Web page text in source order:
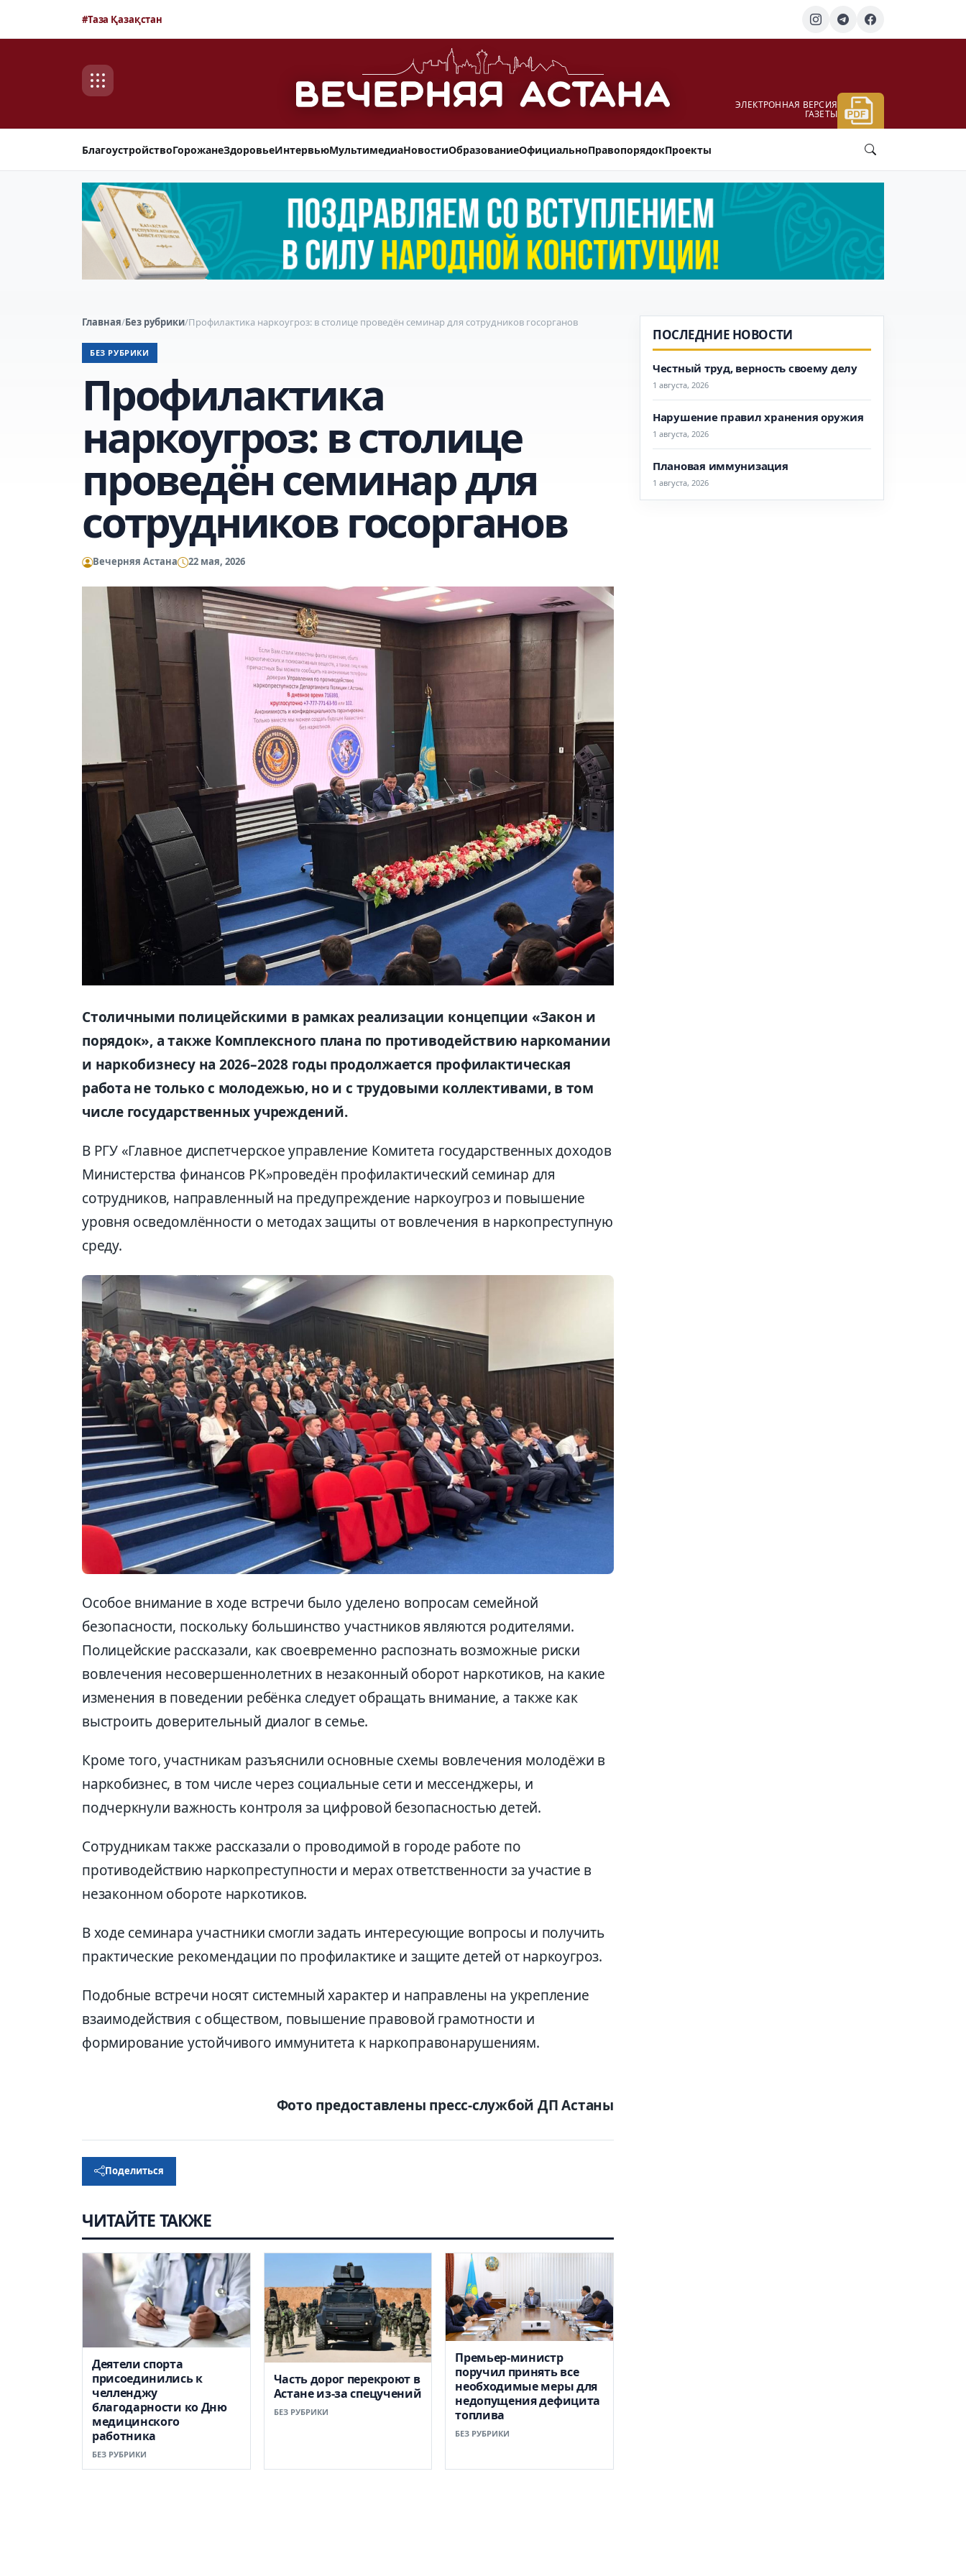
#Таза Қазақстан
ЭЛЕКТРОННАЯ ВЕРСИЯ
ГАЗЕТЫ
БлагоустройствоГорожанеЗдоровьеИнтервьюМультимедиаНовостиОбразованиеОфициальноПравопорядокПроекты
Главная/Без рубрики/Профилактика наркоугроз: в столице проведён семинар для сотрудников госорганов
БЕЗ РУБРИКИ
Профилактика
наркоугроз: в столице
проведён семинар для
сотрудников госорганов
Вечерняя Астана 22 мая, 2026
Столичными полицейскими в рамках реализации концепции «Закон и
порядок», а также Комплексного плана по противодействию наркомании
и наркобизнесу на 2026–2028 годы продолжается профилактическая
работа не только с молодежью, но и с трудовыми коллективами, в том
числе государственных учреждений.
В РГУ «Главное диспетчерское управление Комитета государственных доходов
Министерства финансов РК»проведён профилактический семинар для
сотрудников, направленный на предупреждение наркоугрози повышение
уровня осведомлённости о методах защиты от вовлечения в наркопреступную
среду.
Особое внимание в ходе встречи было уделено вопросам семейной
безопасности, поскольку большинство участников являются родителями.
Полицейские рассказали, как своевременно распознать возможные риски
вовлечения несовершеннолетних в незаконный оборот наркотиков, на какие
изменения в поведении ребёнка следует обращать внимание, а также как
выстроить доверительный диалог в семье.
Кроме того, участникам разъяснили основные схемы вовлечения молодёжи в
наркобизнес, в том числе через социальные сети и мессенджеры, и
подчеркнули важностьконтроля за цифровой безопасностью детей.
Сотрудникам также рассказали о проводимой в городе работе по
противодействию наркопреступности и мерах ответственности за участие в
незаконном обороте наркотиков.
В ходе семинара участники смогли задать интересующие вопросы и получить
практические рекомендации по профилактике и защите детей отнаркоугроз.
Подобные встречи носят системный характер и направлены на укрепление
взаимодействия с обществом, повышение правовой грамотности и
формирование устойчивого иммунитета кнаркоправонарушениям.
Фото предоставлены пресс-службой ДП Астаны
Поделиться
ЧИТАЙТЕ ТАКЖЕ
Деятели спорта
присоединились к
челленджу
благодарности ко Дню
медицинского
работника
БЕЗ РУБРИКИ
Часть дорог перекроют в
Астане из-за спецучений
БЕЗ РУБРИКИ
Премьер-министр
поручил принять все
необходимые меры для
недопущения дефицита
топлива
БЕЗ РУБРИКИ
ПОСЛЕДНИЕ НОВОСТИ
Честный труд, верность своему делу
1 августа, 2026
Нарушение правил хранения оружия
1 августа, 2026
Плановая иммунизация
1 августа, 2026